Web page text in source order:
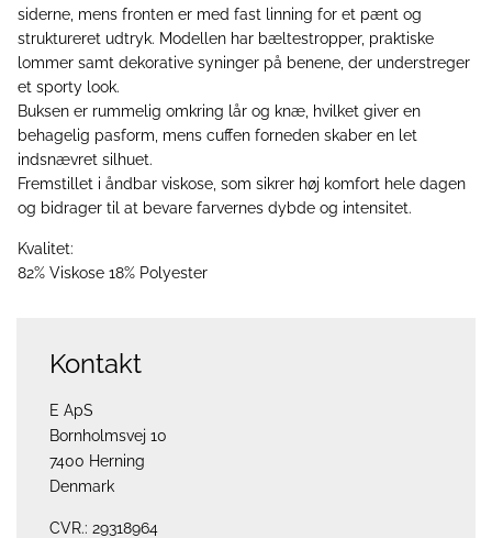
siderne, mens fronten er med fast linning for et pænt og
struktureret udtryk. Modellen har bæltestropper, praktiske
lommer samt dekorative syninger på benene, der understreger
et sporty look.
Buksen er rummelig omkring lår og knæ, hvilket giver en
behagelig pasform, mens cuffen forneden skaber en let
indsnævret silhuet.
Fremstillet i åndbar viskose, som sikrer høj komfort hele dagen
og bidrager til at bevare farvernes dybde og intensitet.
Kvalitet:
82% Viskose 18% Polyester
Kontakt
E ApS
Bornholmsvej 10
7400 Herning
Denmark
CVR.: 29318964